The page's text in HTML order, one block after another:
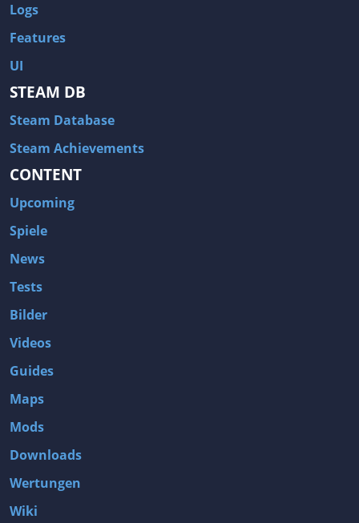
Logs
Features
UI
STEAM DB
Steam Database
Steam Achievements
CONTENT
Upcoming
Spiele
News
Tests
Bilder
Videos
Guides
Maps
Mods
Downloads
Wertungen
Wiki